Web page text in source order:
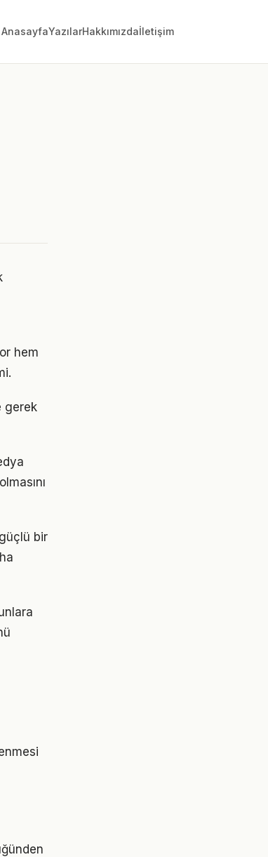
AnasayfaYazılarHakkımızdaİletişim
hem
gerek
bir